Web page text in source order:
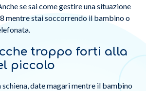
se sai come gestire una situazione
mentre stai soccorrendo il bambino o
troppo forti alla
piccolo
date magari mentre il bambino